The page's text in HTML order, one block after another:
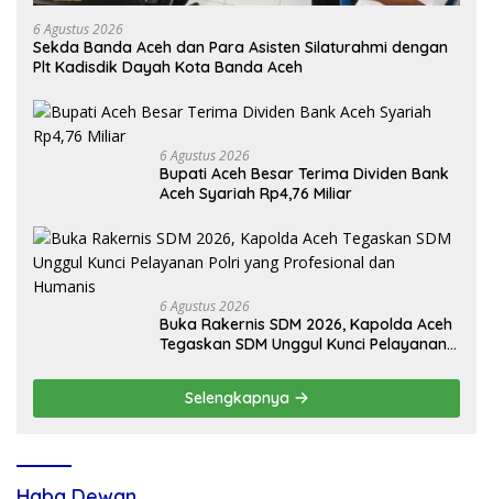
6 Agustus 2026
Sekda Banda Aceh dan Para Asisten Silaturahmi dengan
Plt Kadisdik Dayah Kota Banda Aceh
6 Agustus 2026
Bupati Aceh Besar Terima Dividen Bank
Aceh Syariah Rp4,76 Miliar
6 Agustus 2026
Buka Rakernis SDM 2026, Kapolda Aceh
Tegaskan SDM Unggul Kunci Pelayanan
Selengkapnya